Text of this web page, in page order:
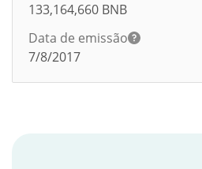
133,164,660 BNB
Data de emissão
7/8/2017